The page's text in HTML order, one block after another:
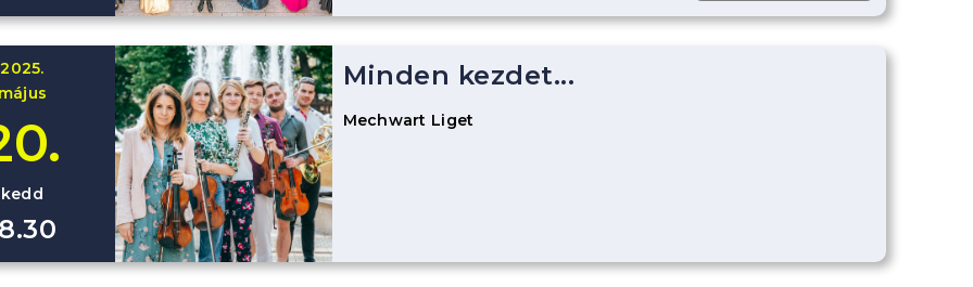
2025.
kedd
Minden kezdet...
Mechwart Liget